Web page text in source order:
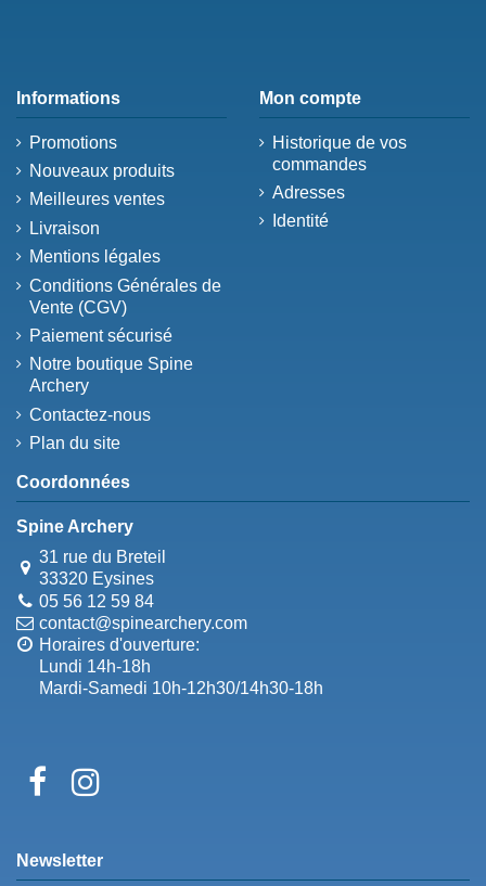
Informations
Promotions
Nouveaux produits
Meilleures ventes
Livraison
Mentions légales
Conditions Générales de
Vente (CGV)
Paiement sécurisé
Notre boutique Spine
Archery
Contactez-nous
Plan du site
Mon compte
Historique de vos
commandes
Adresses
Identité
Coordonnées
Spine Archery
31 rue du Breteil
33320 Eysines
05 56 12 59 84
contact@spinearchery.com
Horaires d'ouverture:
Lundi 14h-18h
Mardi-Samedi 10h-12h30/14h30-18h
Newsletter